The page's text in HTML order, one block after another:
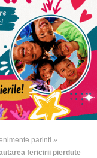
parinti »
fericirii pierdute